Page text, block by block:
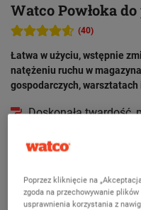
Watco Powłoka
(40)
Łatwa w użyciu, wstępnie
natężeniu ruchu w
gospodarczych,
Doskonała twardość,
„Nalepsza formuła”
190 kolorów RAL do
Wykończenie w
Poprzez kliknięcie na
zgoda na przechowywanie
usprawnienia korzystania z